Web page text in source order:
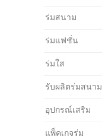
ร่มสนาม
ร่มแฟชั่น
ร่มใส
รับผลิตร่มสนาม
อุปกรณ์เสริม
แพ็คเกจร่ม